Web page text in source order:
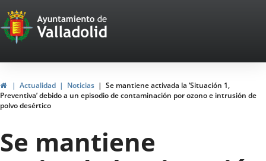
Portal
Web
del
Ayuntamiento
de
Valladolid
HomeActualidad Noticias
Se mantiene activada la ‘Situación 1,
Preventiva’ debido a un episodio de contaminación por ozono e intrusión de
polvo desértico
Se mantiene